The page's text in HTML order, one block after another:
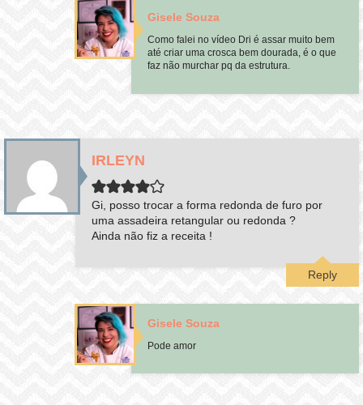
Gisele Souza
Como falei no vídeo Dri é assar muito bem
até criar uma crosca bem dourada, é o que
faz não murchar pq da estrutura.
IRLEYN
Gi, posso trocar a forma redonda de furo por
uma assadeira retangular ou redonda ?
Ainda não fiz a receita !
Reply
Gisele Souza
Pode amor